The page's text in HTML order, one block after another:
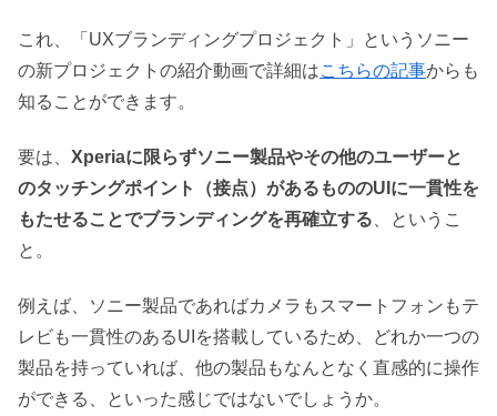
これ、「UXブランディングプロジェクト」というソニー
の新プロジェクトの紹介動画で詳細はこちらの記事からも
知ることができます。
要は、 Xperiaに限らずソニー製品やその他のユーザーと
のタッチングポイント（接点）があるもののUIに一貫性を
もたせることでブランディングを再確立する 、というこ
と。
例えば、ソニー製品であればカメラもスマートフォンもテ
レビも一貫性のあるUIを搭載しているため、どれか一つの
製品を持っていれば、他の製品もなんとなく直感的に操作
ができる、といった感じではないでしょうか。